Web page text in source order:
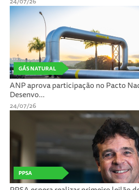
GÁS NATURAL
ANP aprova participação no Pacto
Desenvo...
24/07/26
PPSA